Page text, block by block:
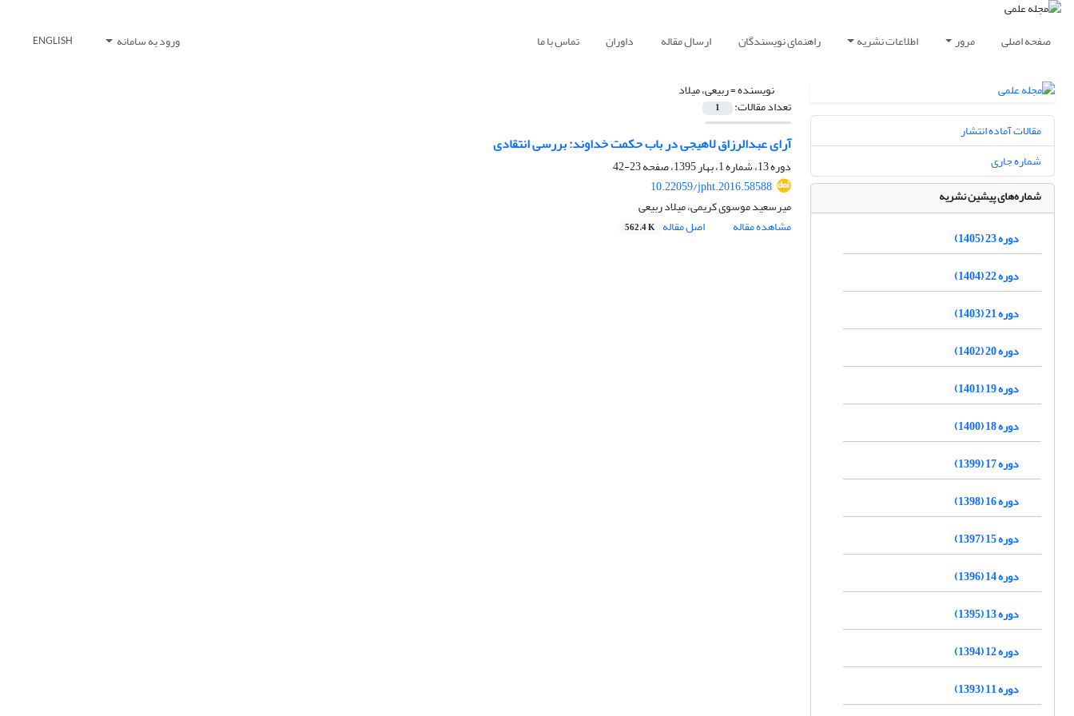
صفحه اصلی مرور اطلاعات نشریه راهنمای نویسندگان ارسال مقاله داوران تماس با ما ورود به سامانه ENGLISH
نویسنده =ربیعی، میلاد
تعداد مقالات: 1
آرای عبدالرزاق لاهیجی در باب حکمت خداوند: بررسی انتقادی
دوره 13، شماره 1، بهار 1395، صفحه
23-42
10.22059/jpht.2016.58588
میرسعید موسوی کریمی، میلاد ربیعی
مشاهده مقاله
اصل مقاله 562.4 K
مقالات آماده انتشار
شماره جاری
شماره‌های پیشین نشریه
دوره 23 (1405)
دوره 22 (1404)
دوره 21 (1403)
دوره 20 (1402)
دوره 19 (1401)
دوره 18 (1400)
دوره 17 (1399)
دوره 16 (1398)
دوره 15 (1397)
دوره 14 (1396)
دوره 13 (1395)
دوره 12 (1394)
دوره 11 (1393)